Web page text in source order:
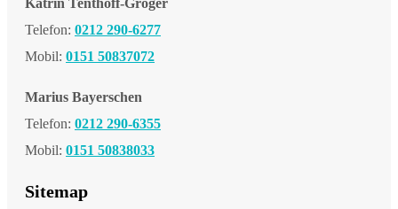
Katrin Tenthoff-Gröger
Telefon: 0212 290-6277
Mobil: 0151 50837072
Marius Bayerschen
Telefon: 0212 290-6355
Mobil: 0151 50838033
Sitemap